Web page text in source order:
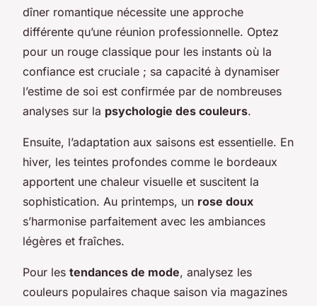
dîner romantique nécessite une approche
différente qu’une réunion professionnelle. Optez
pour un rouge classique pour les instants où la
confiance est cruciale ; sa capacité à dynamiser
l’estime de soi est confirmée par de nombreuses
analyses sur la psychologie des couleurs.
Ensuite, l’adaptation aux saisons est essentielle. En
hiver, les teintes profondes comme le bordeaux
apportent une chaleur visuelle et suscitent la
sophistication. Au printemps, un rose doux
s’harmonise parfaitement avec les ambiances
légères et fraîches.
Pour les tendances de mode, analysez les
couleurs populaires chaque saison via magazines